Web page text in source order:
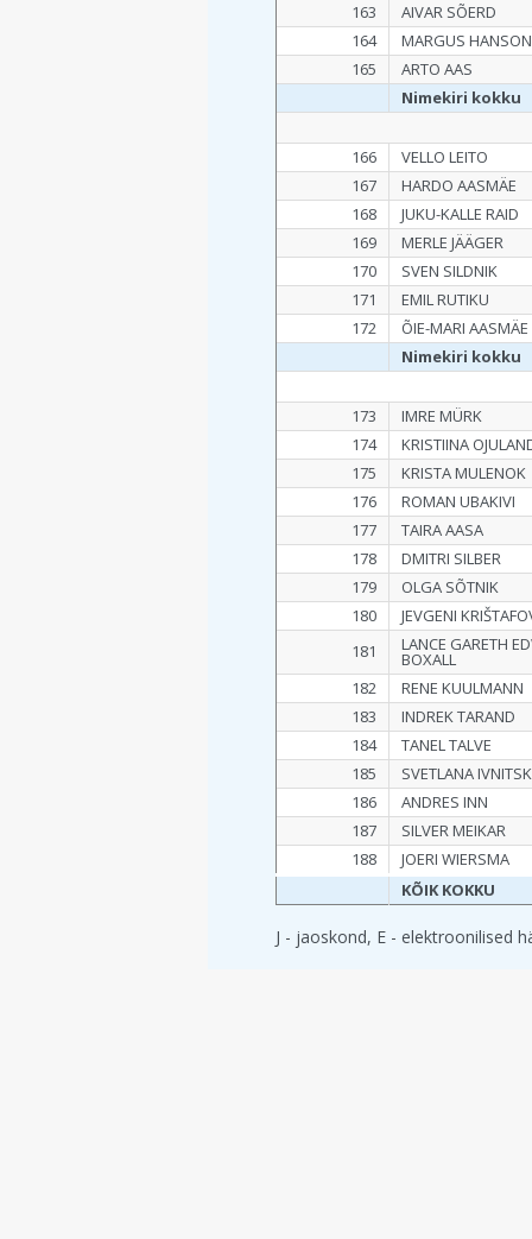
163
AIVAR SÕERD
164
MARGUS HANSON
165
ARTO AAS
Nimekiri kokku
166
VELLO LEITO
167
HARDO AASMÄE
168
JUKU-KALLE RAID
169
MERLE JÄÄGER
170
SVEN SILDNIK
171
EMIL RUTIKU
172
ÕIE-MARI AASMÄE
Nimekiri kokku
173
IMRE MÜRK
174
KRISTIINA
175
KRISTA MULENOK
176
ROMAN UBAKIVI
177
TAIRA AASA
178
DMITRI SILBER
179
OLGA SÕTNIK
180
JEVGENI
181
LANCE GARETH
BOXALL
182
RENE KUULMANN
183
INDREK TARAND
184
TANEL TALVE
185
SVETLANA
186
ANDRES INN
187
SILVER MEIKAR
188
JOERI WIERSMA
KÕIK KOKKU
J - jaoskond, E - elektroonilised